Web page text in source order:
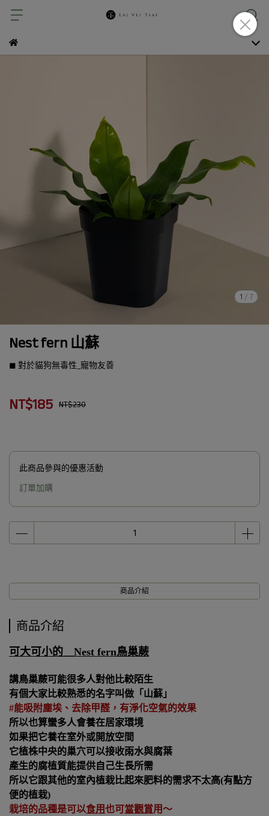
1 / 7
Nest fern 山蘇
◼︎ 對於貓狗無毒性_寵物友善
NT$185 NT$230
此商品參與的優惠活動
訂單加購
商品介紹
商品介紹
可大可小的＿Nest fern鳥巢蕨
講鳥巢蕨可能很多人對他比較陌生
有個大家比較熟悉的名字叫做「山蘇」
#能吸附塵埃、去除甲醛，有淨化空氣的效果
所以也算蠻多人會養在居家環境
如果把它養在室外或開放空間
它植株中央的巢穴可以接收雨水與腐葉
產生的腐植質能提供自己生長所需
所以它跟其他的室內植栽比起來肥料的需求不太高(有點方
便的植栽)
栽培的品種是可以食用也可當觀賞用～